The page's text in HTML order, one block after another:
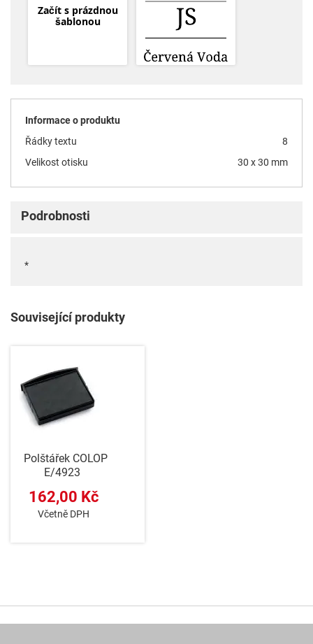
Začít s prázdnou
šablonou
Informace o produktu
Řádky textu
8
Velikost otisku
30 x 30 mm
Podrobnosti
*
Související produkty
Polštářek COLOP
E/4923
162,00 Kč
Včetně DPH